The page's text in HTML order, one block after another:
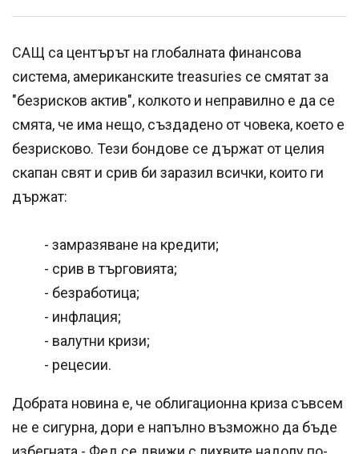
САЩ са центърът на глобалната финансова
система, американските treasuries се смятат за
"безрисков актив", колкото и неправилно е да се
смята, че има нещо, създадено от човека, което е
безрисково. Тези бондове се държат от целия
скапан свят и срив би заразил всички, които ги
държат:
- замразяване на кредити;
- срив в търговията;
- безработица;
- инфлация;
- валутни кризи;
- рецесии.
Добрата новина е, че облигационна криза съвсем
не е сигурна, дори е напълно възможно да бъде